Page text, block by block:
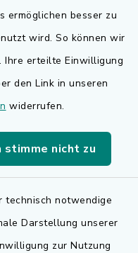
ermöglichen besser zu
wird. So können wir
Ihre erteilte Einwilligung
den Link in unseren
widerrufen.
stimme nicht zu
technisch notwendige
Darstellung unserer
zur Nutzung